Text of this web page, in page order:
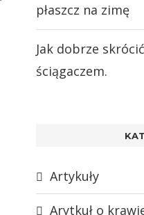
płaszcz na zimę
Jak dobrze
ściągaczem.
Artykuły
Arytkuł o